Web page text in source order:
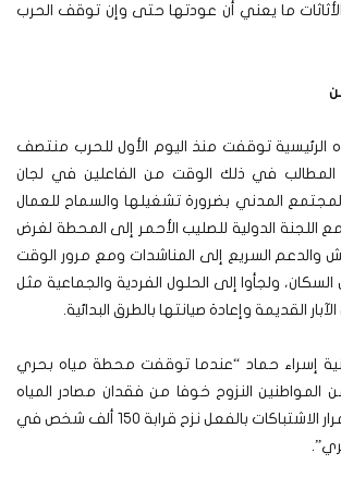
ما يعني أن عودتها حتى وإن توقف الحرب
الرئيسية توقفت منذ اليوم الأول للحرب منتصف
ارتفعت المطالب في ذلك الوقت من الفاعلين في لجان
المدني بضرورة تشغيلها والسماح للعمال
اللجنة الدولية للصليب الأحمر إلى المحطة لغرض
والدعم السريع إلى المناشدات ومع مرور الوقت
ولجأوا إلى الحلول الفردية والجماعية مثل
القديمة وإعادة صيانتها بالطرق البدائية.
إسراء حماد “عندما توقفت محطة مياه بحري
المواطنين النزوح خوفا من فقدان مصادر المياه
بشكل كلي مع استمرار الاشتباكات بالفعل نزح قرابة 150 ألف شخص في